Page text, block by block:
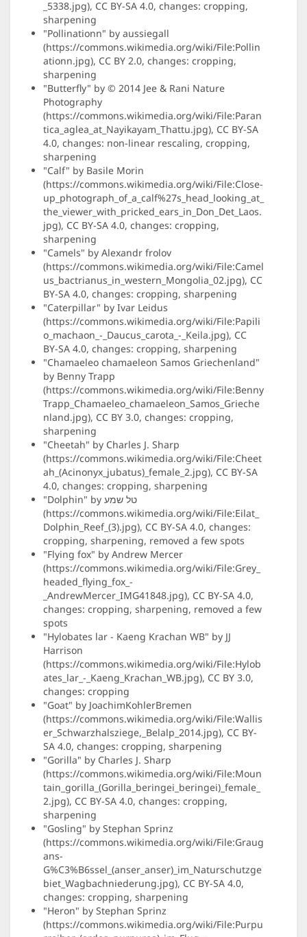
_5338.jpg), CC BY-SA 4.0, changes: cropping,
sharpening
"Pollinationn" by aussiegall
(https://commons.wikimedia.org/wiki/File:Pollin
ationn.jpg), CC BY 2.0, changes: cropping,
sharpening
"Butterfly" by © 2014 Jee & Rani Nature
Photography
(https://commons.wikimedia.org/wiki/File:Paran
tica_aglea_at_Nayikayam_Thattu.jpg), CC BY-SA
4.0, changes: non-linear rescaling, cropping,
sharpening
"Calf" by Basile Morin
(https://commons.wikimedia.org/wiki/File:Close-
up_photograph_of_a_calf%27s_head_looking_at_
the_viewer_with_pricked_ears_in_Don_Det_Laos.
jpg), CC BY-SA 4.0, changes: cropping,
sharpening
"Camels" by Alexandr frolov
(https://commons.wikimedia.org/wiki/File:Camel
us_bactrianus_in_western_Mongolia_02.jpg), CC
BY-SA 4.0, changes: cropping, sharpening
"Caterpillar" by Ivar Leidus
(https://commons.wikimedia.org/wiki/File:Papili
o_machaon_-_Daucus_carota_-_Keila.jpg), CC
BY-SA 4.0, changes: cropping, sharpening
"Chamaeleo chamaeleon Samos Griechenland"
by Benny Trapp
(https://commons.wikimedia.org/wiki/File:Benny
Trapp_Chamaeleo_chamaeleon_Samos_Grieche
nland.jpg), CC BY 3.0, changes: cropping,
sharpening
"Cheetah" by Charles J. Sharp
(https://commons.wikimedia.org/wiki/File:Cheet
ah_(Acinonyx_jubatus)_female_2.jpg), CC BY-SA
4.0, changes: cropping, sharpening
"Dolphin" by טל שמע
(https://commons.wikimedia.org/wiki/File:Eilat_
Dolphin_Reef_(3).jpg), CC BY-SA 4.0, changes:
cropping, sharpening, removed a few spots
"Flying fox" by Andrew Mercer
(https://commons.wikimedia.org/wiki/File:Grey_
headed_flying_fox_-
_AndrewMercer_IMG41848.jpg), CC BY-SA 4.0,
changes: cropping, sharpening, removed a few
spots
"Hylobates lar - Kaeng Krachan WB" by JJ
Harrison
(https://commons.wikimedia.org/wiki/File:Hylob
ates_lar_-_Kaeng_Krachan_WB.jpg), CC BY 3.0,
changes: cropping
"Goat" by JoachimKohlerBremen
(https://commons.wikimedia.org/wiki/File:Wallis
er_Schwarzhalsziege,_Belalp_2014.jpg), CC BY-
SA 4.0, changes: cropping, sharpening
"Gorilla" by Charles J. Sharp
(https://commons.wikimedia.org/wiki/File:Moun
tain_gorilla_(Gorilla_beringei_beringei)_female_
2.jpg), CC BY-SA 4.0, changes: cropping,
sharpening
"Gosling" by Stephan Sprinz
(https://commons.wikimedia.org/wiki/File:Graug
ans-
G%C3%B6ssel_(anser_anser)_im_Naturschutzge
biet_Wagbachniederung.jpg), CC BY-SA 4.0,
changes: cropping, sharpening
"Heron" by Stephan Sprinz
(https://commons.wikimedia.org/wiki/File:Purpu